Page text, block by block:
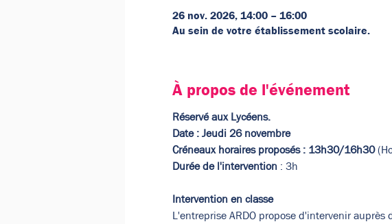
26 nov. 2026, 14:00 – 16:00
Au sein de votre établissement scolaire.
À propos de l'événement
Réservé aux Lycéens.
Date : Jeudi 26 novembre
Créneaux horaires proposés : 13h30/16h30
Durée de l'intervention : 3h
Intervention en classe
L'entreprise ARDO propose d'intervenir